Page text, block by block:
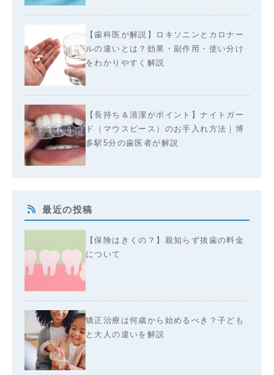
【歯科医が解説】ロキソニンとカロナー
ルの違いとは？効果・副作用・使い分け
をわかりやすく解説
【長持ち＆清潔がポイント】ナイトガー
ド（マウスピース）のお手入れ方法｜博
多駅5分の歯医者が解説
最近の投稿
【保険はきくの？】親知らず抜歯の料金
について
矯正治療は何歳から始めるべき？子ども
と大人の違いを解説